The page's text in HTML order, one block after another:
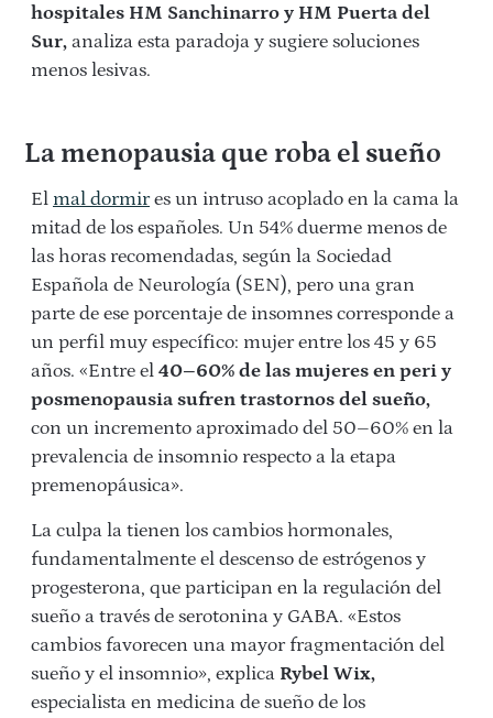
hospitales HM Sanchinarro y HM Puerta del
Sur, analiza esta paradoja y sugiere soluciones
menos lesivas.
La menopausia que roba el sueño
El mal dormires un intruso acoplado en la cama la
mitad de los españoles. Un 54% duerme menos de
las horas recomendadas, según la Sociedad
Española de Neurología (SEN), pero una gran
parte de ese porcentaje de insomnes corresponde a
un perfil muy específico: mujer entre los 45 y 65
años. «Entre el 40–60% de las mujeres en peri y
posmenopausia sufren trastornos del sueño,
con un incremento aproximado del 50–60% en la
prevalencia de insomnio respecto a la etapa
premenopáusica».
La culpa la tienen los cambios hormonales,
fundamentalmente el descenso de estrógenos y
progesterona, que participan en la regulación del
sueño a través de serotonina y GABA. «Estos
cambios favorecen una mayor fragmentación del
sueño y el insomnio», explica Rybel Wix,
especialista en medicina de sueño de los